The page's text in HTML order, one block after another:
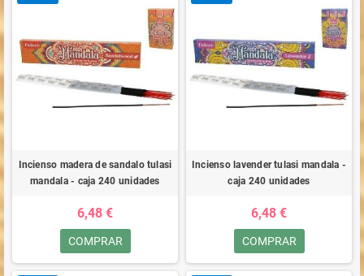
Incienso madera de sandalo tulasi
mandala - caja 240 unidades
6,48 €
COMPRAR
Incienso lavender tulasi mandala -
caja 240 unidades
6,48 €
COMPRAR